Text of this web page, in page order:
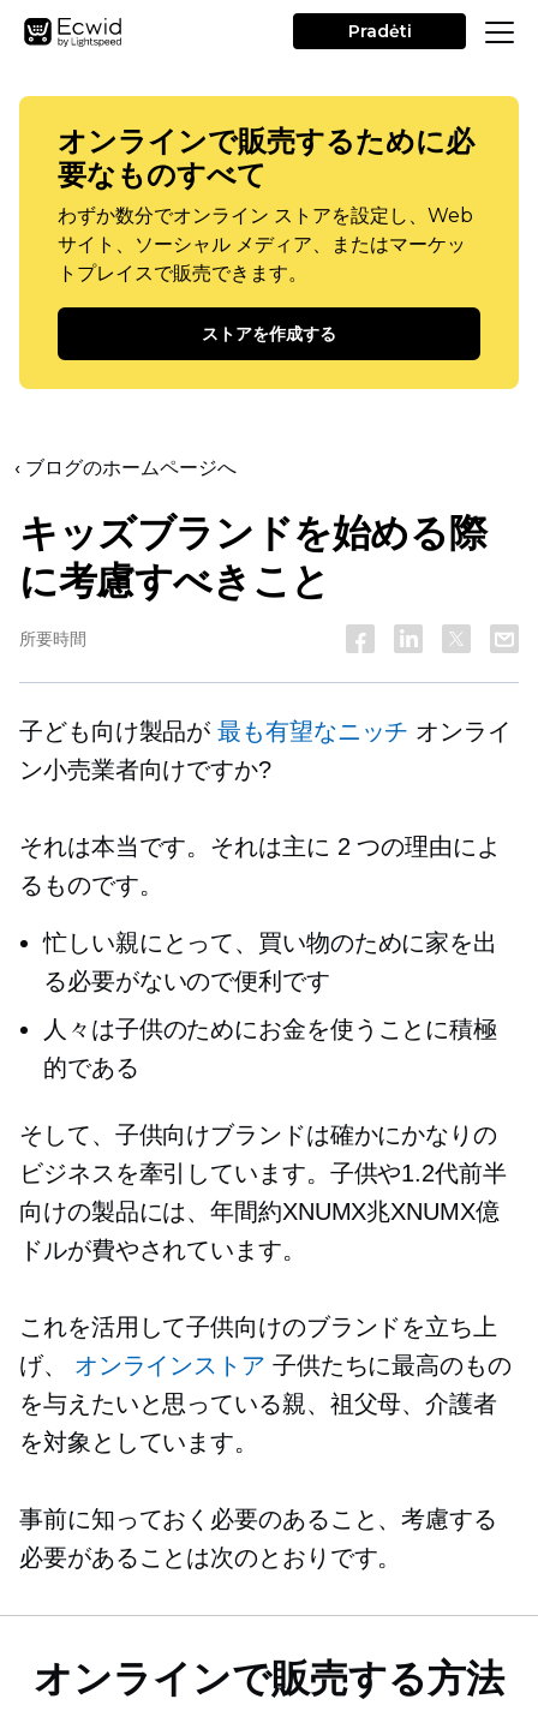
Pradėti
オンラインで販売するために必
要なものすべて
わずか数分でオンライン ストアを設定し、Web
サイト、ソーシャル メディア、またはマーケッ
トプレイスで販売できます。
ストアを作成する
‹ ブログのホームページへ
キッズブランドを始める際
に考慮すべきこと
所要時間
子ども向け製品が最も有望なニッチ オンライ
ン小売業者向けですか?
それは本当です。それは主に 2 つの理由によ
るものです。
忙しい親にとって、買い物のために家を出
る必要がないので便利です
人々は子供のためにお金を使うことに積極
的である
そして、子供向けブランドは確かにかなりの
ビジネスを牽引しています。子供や1.2代前半
向けの製品には、年間約XNUMX兆XNUMX億
ドルが費やされています。
これを活用して子供向けのブランドを立ち上
げ、 オンラインストア 子供たちに最高のもの
を与えたいと思っている親、祖父母、介護者
を対象としています。
事前に知っておく必要のあること、考慮する
必要があることは次のとおりです。
オンラインで販売する方法